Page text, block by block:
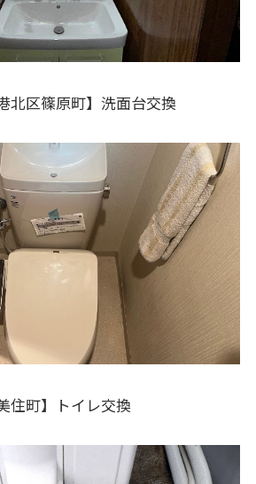
北区篠原町】洗面台交換
住町】トイレ交換